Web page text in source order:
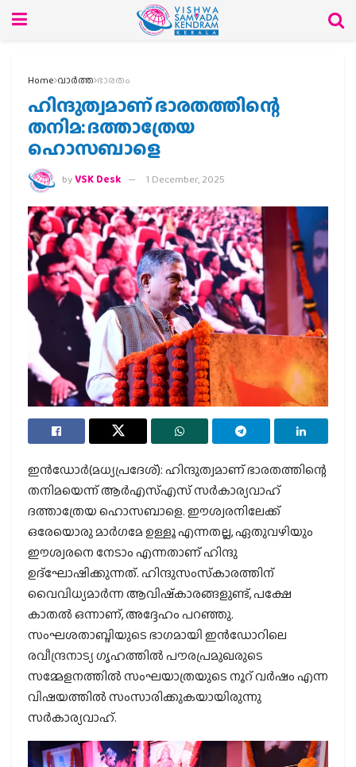
Home വാര്‍ത്ത ഭാരതം
ഹിന്ദുത്വമാണ് ഭാരതത്തിന്റെ
തനിമ: ദത്താത്രേയ
ഹൊസബാളെ
byVSK Desk 1 December, 2025
ഇന്‍ഡോര്‍(മധ്യപ്രദേശ്): ഹിന്ദുത്വമാണ് ഭാരതത്തിന്റെ
തനിമയെന്ന് ആര്‍എസ്എസ് സര്‍കാര്യവാഹ്
ദത്താത്രേയ ഹൊസബാളെ. ഈശ്വരനിലേക്ക്
ഒരേയൊരു മാര്‍ഗമേ ഉള്ളൂ എന്നതല്ല, ഏതുവഴിയും
ഈശ്വരനെ നേടാം എന്നതാണ് ഹിന്ദു
ഉദ്‌ഘോഷിക്കുന്നത്. ഹിന്ദുസംസ്‌കാരത്തിന്
വൈവിധ്യമാര്‍ന്ന ആവിഷ്‌കാരങ്ങളുണ്ട്, പക്ഷേ
കാതല്‍ ഒന്നാണ്, അദ്ദേഹം പറഞ്ഞു.
സംഘശതാബ്ദിയുടെ ഭാഗമായി ഇന്‍ഡോറിലെ
രവീന്ദ്രനാട്യ ഗൃഹത്തില്‍ പൗരപ്രമുഖരുടെ
സമ്മേളനത്തില്‍ സംഘയാത്രയുടെ നൂറ് വര്‍ഷം എന്ന
വിഷയത്തില്‍ സംസാരിക്കുകയായിരുന്നു
സര്‍കാര്യവാഹ്.